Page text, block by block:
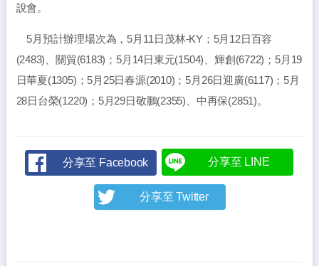
說會。
5月預計辦理場次為，5月11日茂林-KY；5月12日百容
(2483)、關貿(6183)；5月14日東元(1504)、輝創(6722)；5月19
日華夏(1305)；5月25日春源(2010)；5月26日迎廣(6117)；5月
28日台榮(1220)；5月29日敬鵬(2355)、中再保(2851)。
分享至 Facebook 分享至 LINE
分享至 Twitter